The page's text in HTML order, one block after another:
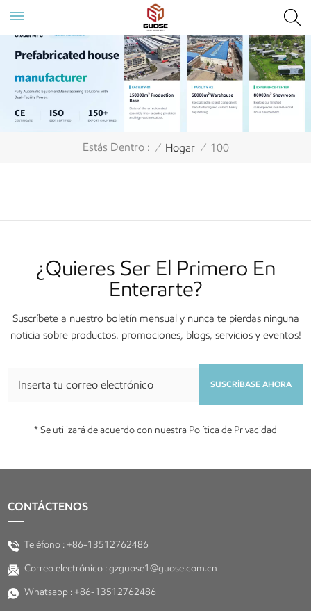
Estás Dentro : / Hogar / 100
¿Quieres Ser El Primero En
Enterarte?
Suscríbete a nuestro boletín mensual y nunca te pierdas ninguna
noticia sobre productos. promociones, blogs, servicios y eventos!
SUSCRÍBASE AHORA
* Se utilizará de acuerdo con nuestra Política de Privacidad
CONTÁCTENOS
Teléfono :+86-13512762486
Correo electrónico :gzguose1@guose.com.cn
Whatsapp :+86-13512762486